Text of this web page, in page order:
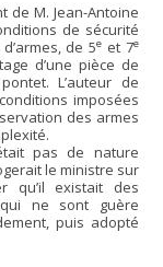
de M. Jean-Antoine
de sécurité
de 5e et 7e
d’une pièce de
L’auteur de
imposées
des armes
pas de nature
le ministre sur
qu’il existait des
ne sont guère
puis adopté